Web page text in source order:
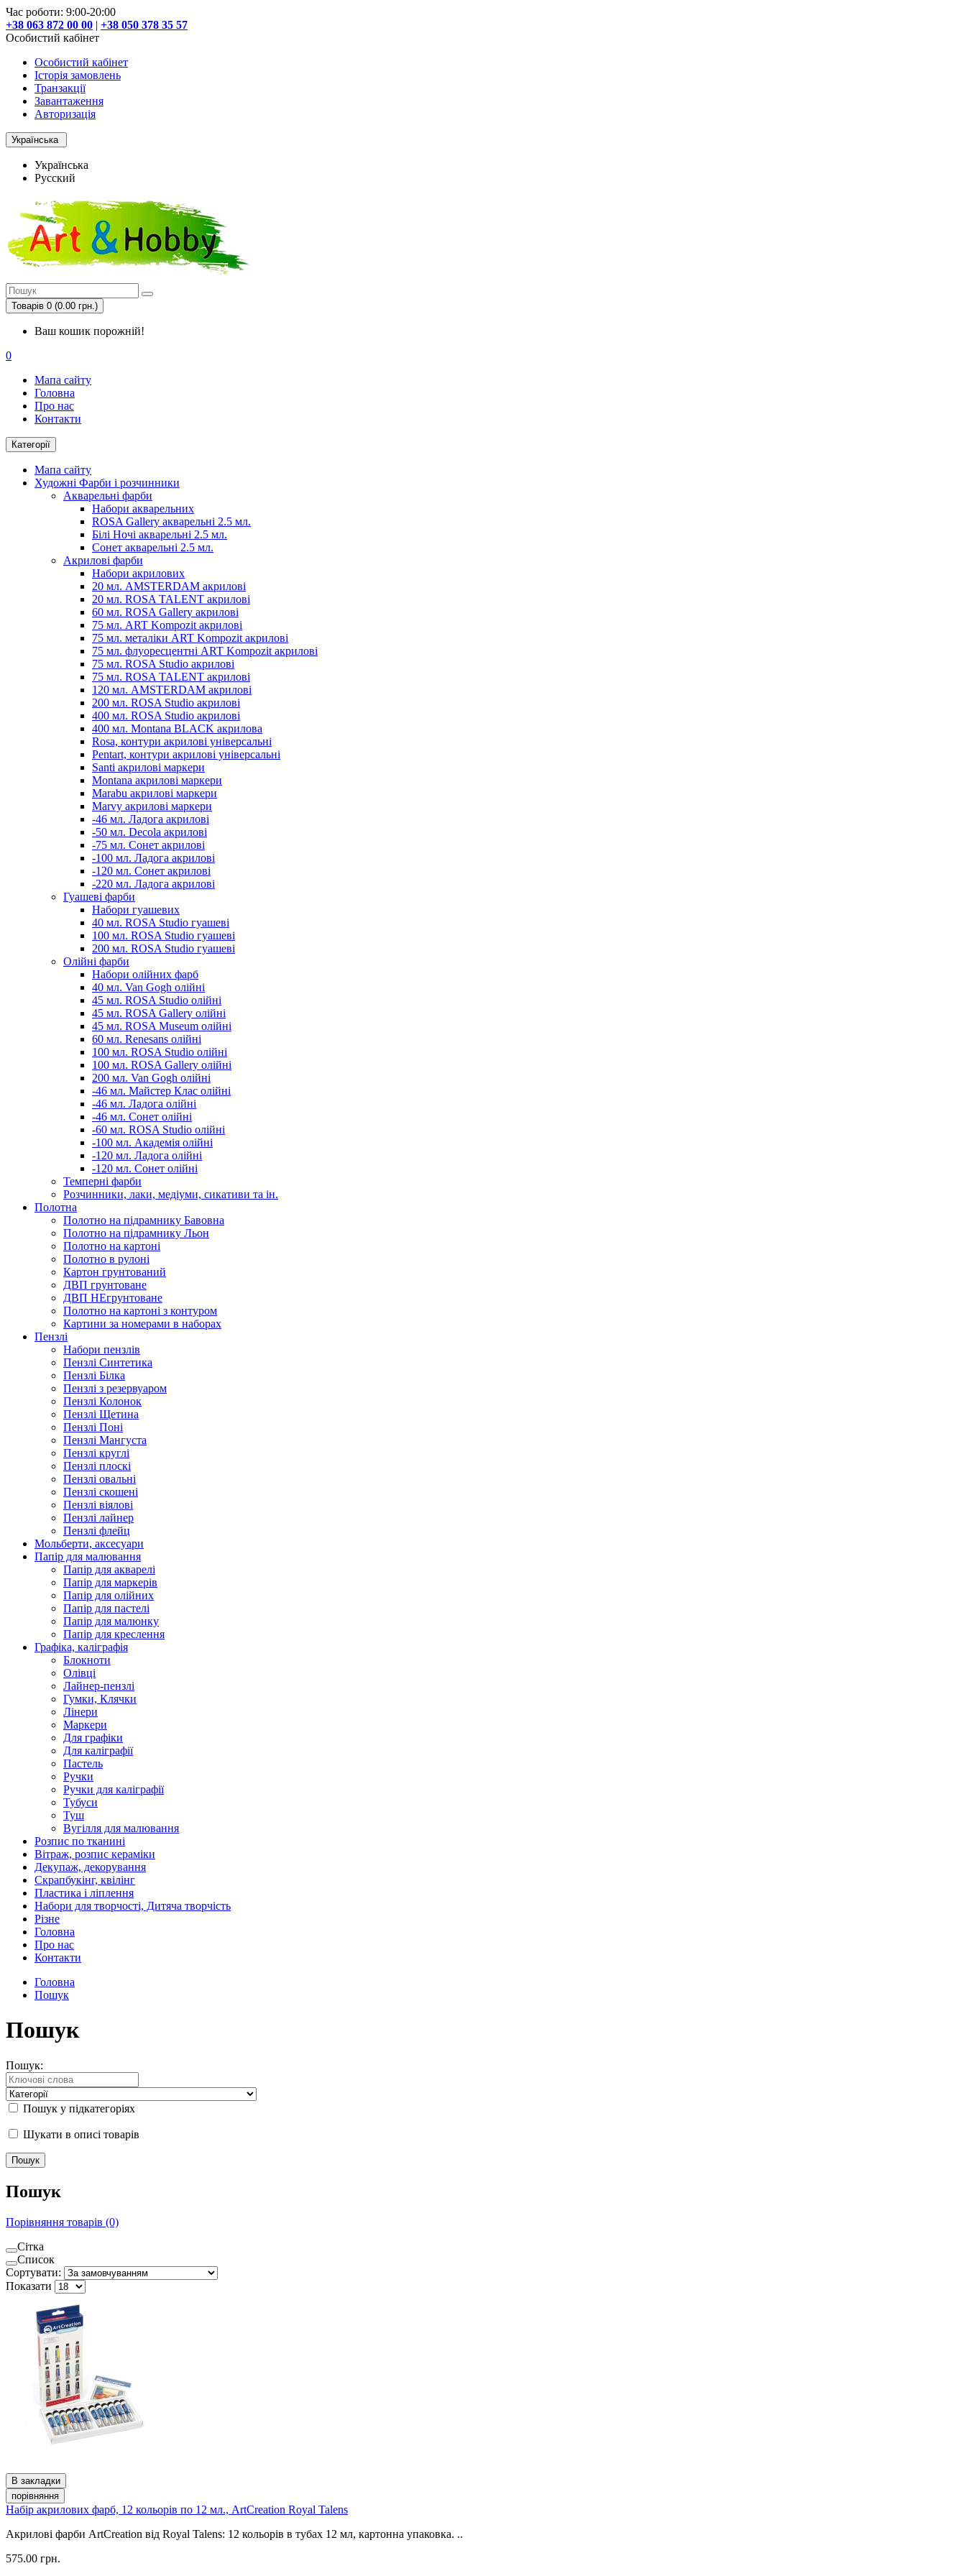
Час роботи: 9:00-20:00
+38 063 872 00 00 | +38 050 378 35 57
Особистий кабінет
Особистий кабінет
Історія замовлень
Транзакції
Завантаження
Авторизація
Українська
Українська
Русский
Товарів 0 (0.00 грн.)
Ваш кошик порожній!
0
Мапа сайту
Головна
Про нас
Контакти
Категорії
Мапа сайту
Художні Фарби і розчинники
Акварельні фарби
Набори акварельних
ROSA Gallery акварельні 2.5 мл.
Білі Ночі акварельні 2.5 мл.
Сонет акварельні 2.5 мл.
Акрилові фарби
Набори акрилових
20 мл. AMSTERDAM акрилові
20 мл. ROSA TALENT акрилові
60 мл. ROSA Gallery акрилові
75 мл. ART Kompozit акрилові
75 мл. металіки ART Kompozit акрилові
75 мл. флуоресцентні ART Kompozit акрилові
75 мл. ROSA Studio акрилові
75 мл. ROSA TALENT акрилові
120 мл. AMSTERDAM акрилові
200 мл. ROSA Studio акрилові
400 мл. ROSA Studio акрилові
400 мл. Montana BLACK акрилова
Rosa, контури акрилові універсальні
Pentart, контури акрилові універсальні
Santi акрилові маркери
Montana акрилові маркери
Marabu акрилові маркери
Marvy акрилові маркери
-46 мл. Ладога акрилові
-50 мл. Decola акрилові
-75 мл. Сонет акрилові
-100 мл. Ладога акрилові
-120 мл. Сонет акрилові
-220 мл. Ладога акрилові
Гуашеві фарби
Набори гуашевих
40 мл. ROSA Studio гуашеві
100 мл. ROSA Studio гуашеві
200 мл. ROSA Studio гуашеві
Олійні фарби
Набори олійних фарб
40 мл. Van Gogh олійні
45 мл. ROSA Studio олійні
45 мл. ROSA Gallery олійні
45 мл. ROSA Museum олійні
60 мл. Renesans олійні
100 мл. ROSA Studio олійні
100 мл. ROSA Gallery олійні
200 мл. Van Gogh олійні
-46 мл. Майстер Клас олійні
-46 мл. Ладога олійні
-46 мл. Сонет олійні
-60 мл. ROSA Studio олійні
-100 мл. Академія олійні
-120 мл. Ладога олійні
-120 мл. Сонет олійні
Темперні фарби
Розчинники, лаки, медіуми, сикативи та ін.
Полотна
Полотно на підрамнику Бавовна
Полотно на підрамнику Льон
Полотно на картоні
Полотно в рулоні
Картон грунтований
ДВП грунтоване
ДВП НЕгрунтоване
Полотно на картоні з контуром
Картини за номерами в наборах
Пензлі
Набори пензлів
Пензлі Синтетика
Пензлі Білка
Пензлі з резервуаром
Пензлі Колонок
Пензлі Щетина
Пензлі Поні
Пензлі Мангуста
Пензлі круглі
Пензлі плоскі
Пензлі овальні
Пензлі скошені
Пензлі віялові
Пензлі лайнер
Пензлі флейц
Мольберти, аксесуари
Папір для малювання
Папір для акварелі
Папір для маркерів
Папір для олійних
Папір для пастелі
Папір для малюнку
Папір для креслення
Графіка, каліграфія
Блокноти
Олівці
Лайнер-пензлі
Гумки, Клячки
Лінери
Маркери
Для графіки
Для каліграфії
Пастель
Ручки
Ручки для каліграфії
Тубуси
Туш
Вугілля для малювання
Розпис по тканині
Вітраж, розпис кераміки
Декупаж, декорування
Скрапбукінг, квілінг
Пластика і ліплення
Набори для творчості, Дитяча творчість
Різне
Головна
Про нас
Контакти
Головна
Пошук
Пошук
Пошук:
Пошук у підкатегоріях
Шукати в описі товарів
Пошук
Порівняння товарів (0)
Сітка
Список
Сортувати:
Показати
В закладки
порівняння
Набір акрилових фарб, 12 кольорів по 12 мл., ArtCreation Royal Talens
Акрилові фарби ArtCreation від Royal Talens: 12 кольорів в тубах 12 мл, картонна упаковка. ..
575.00 грн.